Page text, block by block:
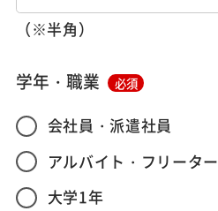
（※半角）
学年・職業 必須
会社員・派遣社員
アルバイト・フリーター
大学1年